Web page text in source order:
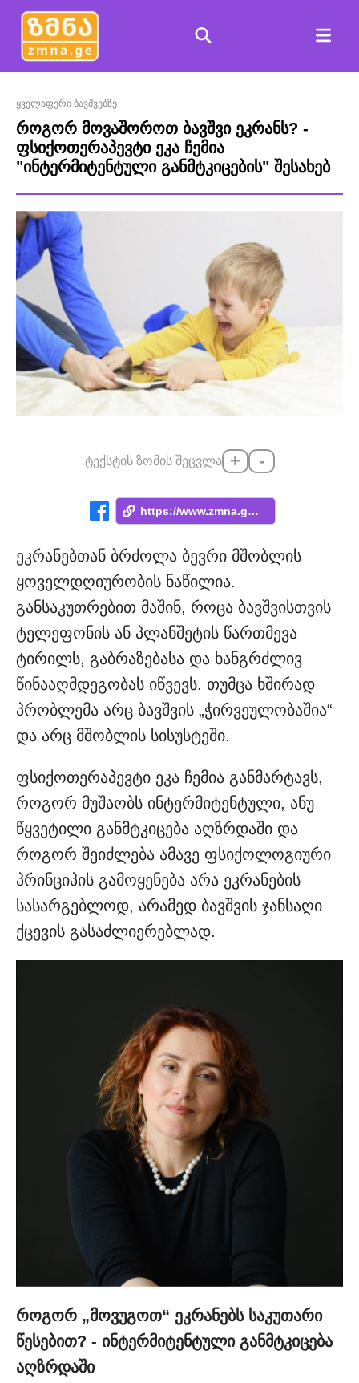
ყველაფერი ბავშვებზე
როგორ მოვაშოროთ ბავშვი ეკრანს? -
ფსიქოთერაპევტი ეკა ჩემია
"ინტერმიტენტული განმტკიცების" შესახებ
ტექსტის ზომის შეცვლა + -
https://www.zmna.ge/news/rogor-movashoro...
ეკრანებთან ბრძოლა ბევრი მშობლის
ყოველდღიურობის ნაწილია.
განსაკუთრებით მაშინ, როცა ბავშვისთვის
ტელეფონის ან პლანშეტის წართმევა
ტირილს, გაბრაზებასა და ხანგრძლივ
წინააღმდეგობას იწვევს. თუმცა ხშირად
პრობლემა არც ბავშვის „ჭირვეულობაშია“
და არც მშობლის სისუსტეში.
ფსიქოთერაპევტი ეკა ჩემია განმარტავს,
როგორ მუშაობს ინტერმიტენტული, ანუ
წყვეტილი განმტკიცება აღზრდაში და
როგორ შეიძლება ამავე ფსიქოლოგიური
პრინციპის გამოყენება არა ეკრანების
სასარგებლოდ, არამედ ბავშვის ჯანსაღი
ქცევის გასაძლიერებლად.
როგორ „მოვუგოთ“ ეკრანებს საკუთარი
წესებით? - ინტერმიტენტული განმტკიცება
აღზრდაში